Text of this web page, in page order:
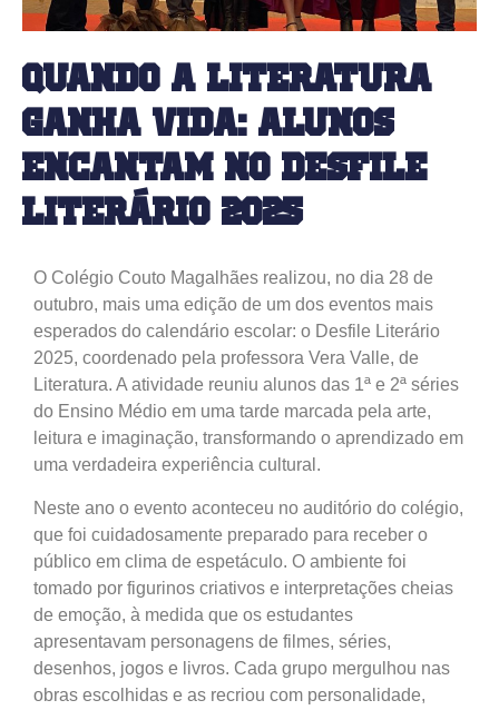
Quando a literatura
ganha vida: alunos
encantam no Desfile
Literário 2025
O Colégio Couto Magalhães realizou, no dia 28 de
outubro, mais uma edição de um dos eventos mais
esperados do calendário escolar: o Desfile Literário
2025, coordenado pela professora Vera Valle, de
Literatura. A atividade reuniu alunos das 1ª e 2ª séries
do Ensino Médio em uma tarde marcada pela arte,
leitura e imaginação, transformando o aprendizado em
uma verdadeira experiência cultural.
Neste ano o evento aconteceu no auditório do colégio,
que foi cuidadosamente preparado para receber o
público em clima de espetáculo. O ambiente foi
tomado por figurinos criativos e interpretações cheias
de emoção, à medida que os estudantes
apresentavam personagens de filmes, séries,
desenhos, jogos e livros. Cada grupo mergulhou nas
obras escolhidas e as recriou com personalidade,